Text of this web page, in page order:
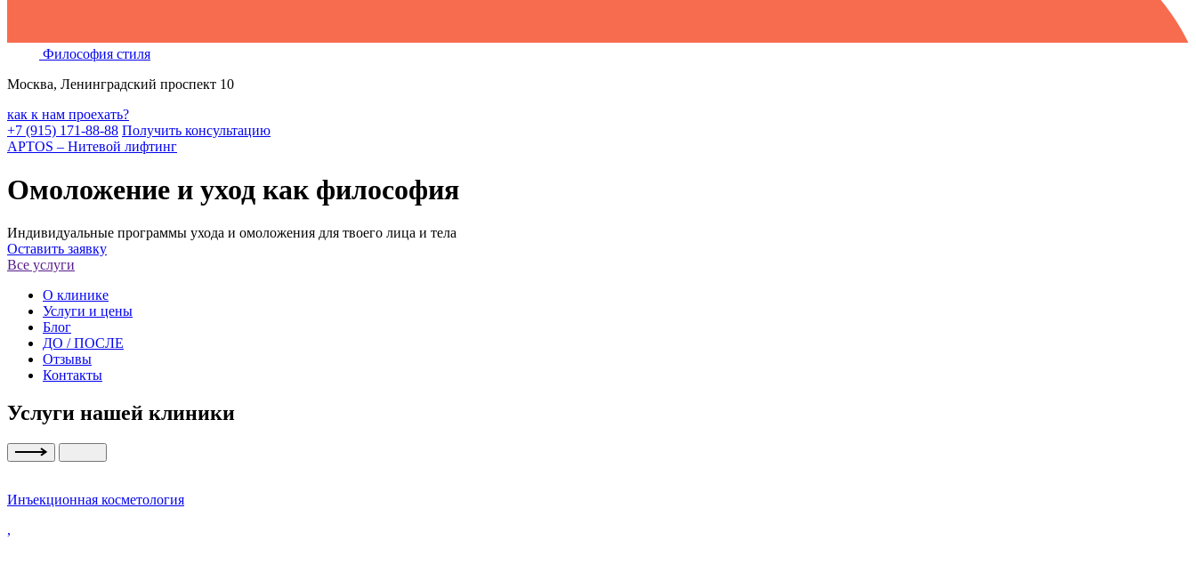
Философия стиля
Москва, Ленинградский проспект 10
как к нам проехать?
+7 (915) 171-88-88 Получить консультацию
APTOS – Нитевой лифтинг
Омоложение и уход как философия
Индивидуальные программы ухода и омоложения для твоего лица и тела
Оставить заявку
Все услуги
О клинике
Услуги и цены
Блог
ДО / ПОСЛЕ
Отзывы
Контакты
Услуги нашей клиники
Инъекционная косметология
,